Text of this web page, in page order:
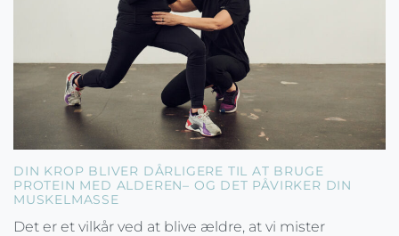
DIN KROP BLIVER DÅRLIGERE TIL AT BRUGE
PROTEIN MED ALDEREN– OG DET PÅVIRKER DIN
MUSKELMASSE
Det er et vilkår ved at blive ældre, at vi mister